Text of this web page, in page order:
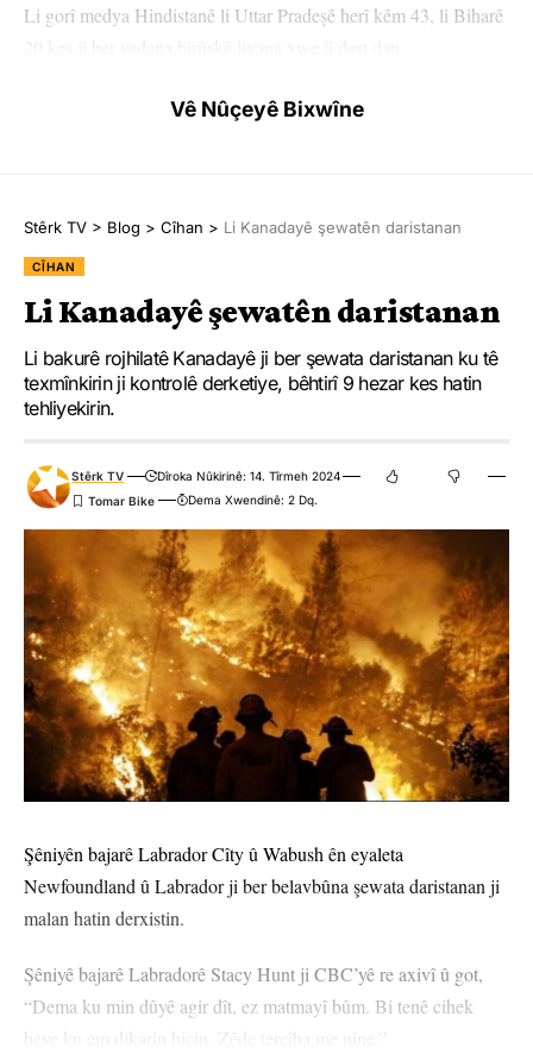
Li gorî medya Hindistanê li Uttar Pradeşê herî kêm 43, li Biharê
Nava hefteyê rojên Çarşem û Pêncşemê li Uttar Pradeşê ji ber
YÊN HATINE ÊTÎKETKIRIN
Ji me agahî bistîne!
Eger tu bibî abone em ê nûçeyên lezgîn yekser ji maîla
Eger tu bibî abone te we wateyê ku tuPolîtikaya Malpera Me
dikarî ji abonetiyê derkevî
Çi Difikirî?
0
.
0
. .
0
.
0
.
0
Vê Nûçeyê Bixwîne
Stêrk TV > Blog > Cîhan > Li Kanadayê şewatên daristanan
CÎHAN
Li Kanadayê şewatên daristanan
Li bakurê rojhilatê Kanadayê ji ber şewata daristanan ku tê
texmînkirin ji kontrolê derketiye, bêhtirî 9 hezar kes hatin
tehliyekirin.
Stêrk TV
Dîroka Nûkirinê: 14. Tîrmeh 2024
Dema Xwendinê: 2 Dq.
Şêniyên bajarê Labrador Cîty û Wabush ên eyaleta
Newfoundland û Labrador ji ber belavbûna şewata daristanan ji
malan hatin derxistin.
Şêniyê bajarê Labradorê Stacy Hunt ji CBC’yê re axivî û got,
“Dema ku min dûyê agir dît, ez matmayî bûm. Bi tenê cihek
heye ku em dikarin biçin. Zêde tercîha me nîne.”